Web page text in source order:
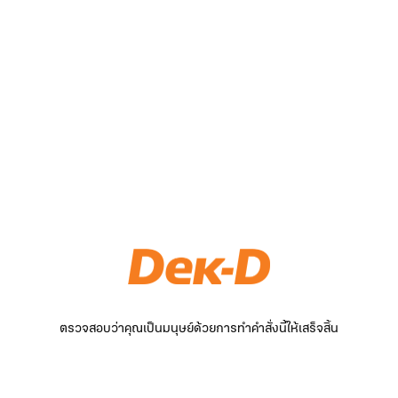
ตรวจสอบว่าคุณเป็นมนุษย์ด้วยการทำคำสั่งนี้ให้เสร็จสิ้น